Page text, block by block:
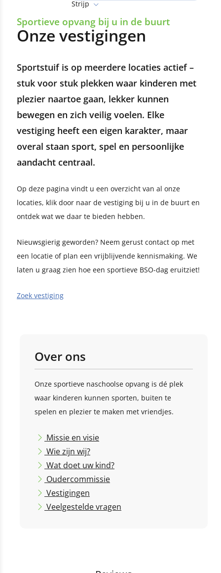
Strijp
Sportieve opvang bij u in de buurt
Onze vestigingen
Sportstuif is op meerdere locaties actief –
stuk voor stuk plekken waar kinderen met
plezier naartoe gaan, lekker kunnen
bewegen en zich veilig voelen. Elke
vestiging heeft een eigen karakter, maar
overal staan sport, spel en persoonlijke
aandacht centraal.
Op deze pagina vindt u een overzicht van al onze
locaties, klik door naar de vestiging bij u in de buurt en
ontdek wat we daar te bieden hebben.
Nieuwsgierig geworden? Neem gerust contact op met
een locatie of plan een vrijblijvende kennismaking. We
laten u graag zien hoe een sportieve BSO-dag eruitziet!
Zoek vestiging
Over ons
Onze sportieve naschoolse opvang is dé plek
waar kinderen kunnen sporten, buiten te
spelen en plezier te maken met vriendjes.
Missie en visie
Wie zijn wij?
Wat doet uw kind?
Oudercommissie
Vestigingen
Veelgestelde vragen